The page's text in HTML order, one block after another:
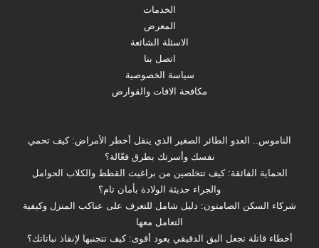
الخدمات
المعرض
الاسئلة الشائعة
اتصل بنا
سياسة الخصوصية
مكافحة الافات والقوارض
الناموس.. العدو الطائر الصغير الذي ينقل أخطر الأمراض: كيف تحمي
نفسك وأسرتك بطرق فعّالة؟
الحماية الفائقة: كيف تتخلصين من براغيث القطط والكلاب الحوامل
والجراء حديثة الولادة بأمان تام؟
شركاء السكن الصامتون: دليل شامل للتعرف على عناكب المنزل وكيفية
التعامل معها
أخطاء قاتلة تجعل البق الدقيقي يعود أقوى: كيف تتجنبها لإنقاذ نباتاتك؟